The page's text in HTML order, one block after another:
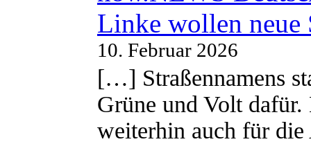
Linke wollen neue
10. Februar 2026
[…] Straßennamens
Grüne und Volt
weiterhin auch für